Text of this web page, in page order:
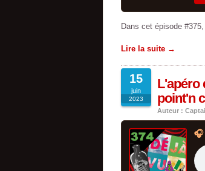
Dans cet épisode
Lire la suite →
15
juin
2023
L'apéro
point'n
Auteur :
🎧